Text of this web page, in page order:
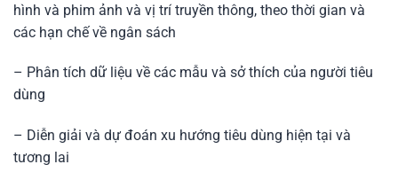
hình và phim ảnh và vị trí truyền thông, theo thời gian và
các hạn chế về ngân sách
– Phân tích dữ liệu về các mẫu và sở thích của người tiêu
dùng
– Diễn giải và dự đoán xu hướng tiêu dùng hiện tại và
tương lai